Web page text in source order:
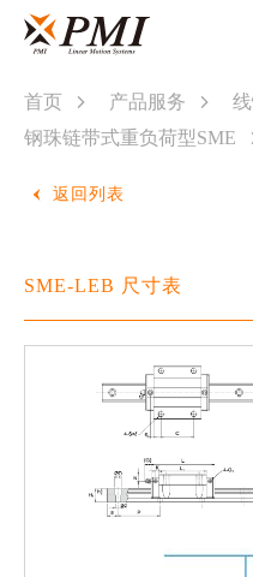
首页 产品服务
钢珠链带式重负荷型SME
返回列表
SME-LEB 尺寸表